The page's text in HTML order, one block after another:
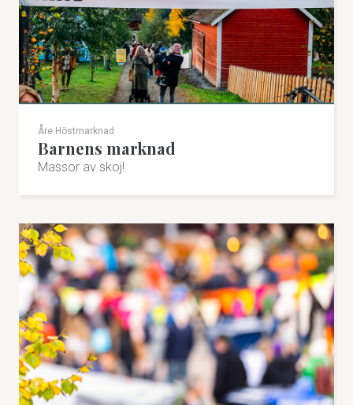
Åre Höstmarknad
Barnens marknad
Massor av skoj!